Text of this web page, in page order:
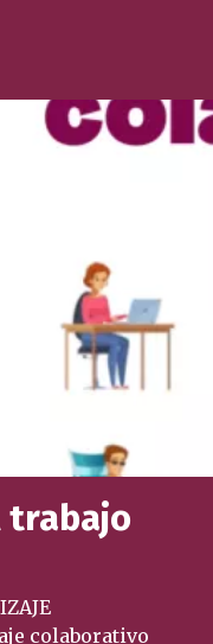
trabajo
colaborativo